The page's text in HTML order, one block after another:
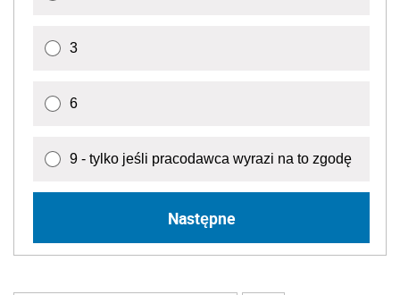
3
6
9 - tylko jeśli pracodawca wyrazi na to zgodę
Następne